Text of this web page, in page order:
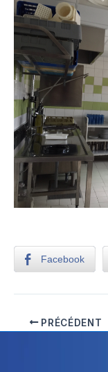
Facebook
PRÉCÉDENT